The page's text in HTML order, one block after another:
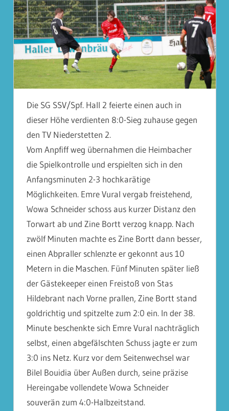
Die SG SSV/Spf. Hall 2 feierte einen auch in
dieser Höhe verdienten 8:0-Sieg zuhause gegen
den TV Niederstetten 2.
Vom Anpfiff weg übernahmen die Heimbacher
die Spielkontrolle und erspielten sich in den
Anfangsminuten 2-3 hochkarätige
Möglichkeiten. Emre Vural vergab freistehend,
Wowa Schneider schoss aus kurzer Distanz den
Torwart ab und Zine Bortt verzog knapp. Nach
zwölf Minuten machte es Zine Bortt dann besser,
einen Abpraller schlenzte er gekonnt aus 10
Metern in die Maschen. Fünf Minuten später ließ
der Gästekeeper einen Freistoß von Stas
Hildebrant nach Vorne prallen, Zine Bortt stand
goldrichtig und spitzelte zum 2:0 ein. In der 38.
Minute beschenkte sich Emre Vural nachträglich
selbst, einen abgefälschten Schuss jagte er zum
3:0 ins Netz. Kurz vor dem Seitenwechsel war
Bilel Bouidia über Außen durch, seine präzise
Hereingabe vollendete Wowa Schneider
souverän zum 4:0-Halbzeitstand.